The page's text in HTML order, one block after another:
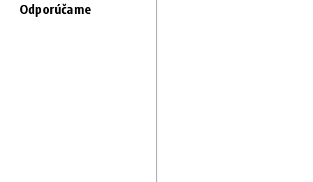
Odporúčame